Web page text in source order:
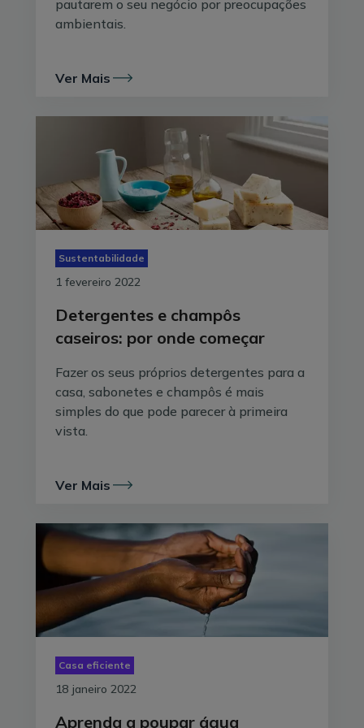
Os microplásticos provenientes de tecidos
the Oceans, da International Union for Conservation
Os grandes responsáveis por isto são o poliéster
(o material mais utilizado pela fast fashion), o
acrílicoe oelastano
. Para ter uma
imagem visual do que isto significa, em média, 6kg de
poliéster (mais ou menos uma máquina de roupa)
liberta 496 mil microfibras; o mesmo peso de poliéster
misturado com algodão liberta 137 900 microfibras. O
mais poluente, neste aspeto, é o acrílico, que liberta
728 700 microfibras por cada 6kg.
Em 2017, a
Agência Portuguesa do Ambiente
afirmava que os portugueses deitam fora 200 mil
toneladas de têxteis todos os anos. Estima-se que
tecidos não biodegradáveis possam ficar nesses
aterros até 200 anos- isto quando não são
queimados.
Cuidar mal as nossas roupas ou levá-las ao limite (ou
pautarem o seu negócio por preocupações
ambientais.
Ver Mais
Sustentabilidade
1 fevereiro 2022
Detergentes e champôs
caseiros: por onde começar
Fazer os seus próprios detergentes para a
casa, sabonetes e champôs é mais
simples do que pode parecer à primeira
vista.
Ver Mais
Casa eficiente
18 janeiro 2022
Aprenda a poupar água